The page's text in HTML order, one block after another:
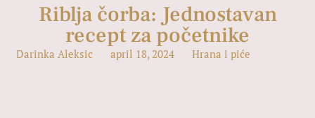
Riblja čorba: Jednostavan
recept za početnike
Darinka Aleksic april 18, 2024 Hrana i piće